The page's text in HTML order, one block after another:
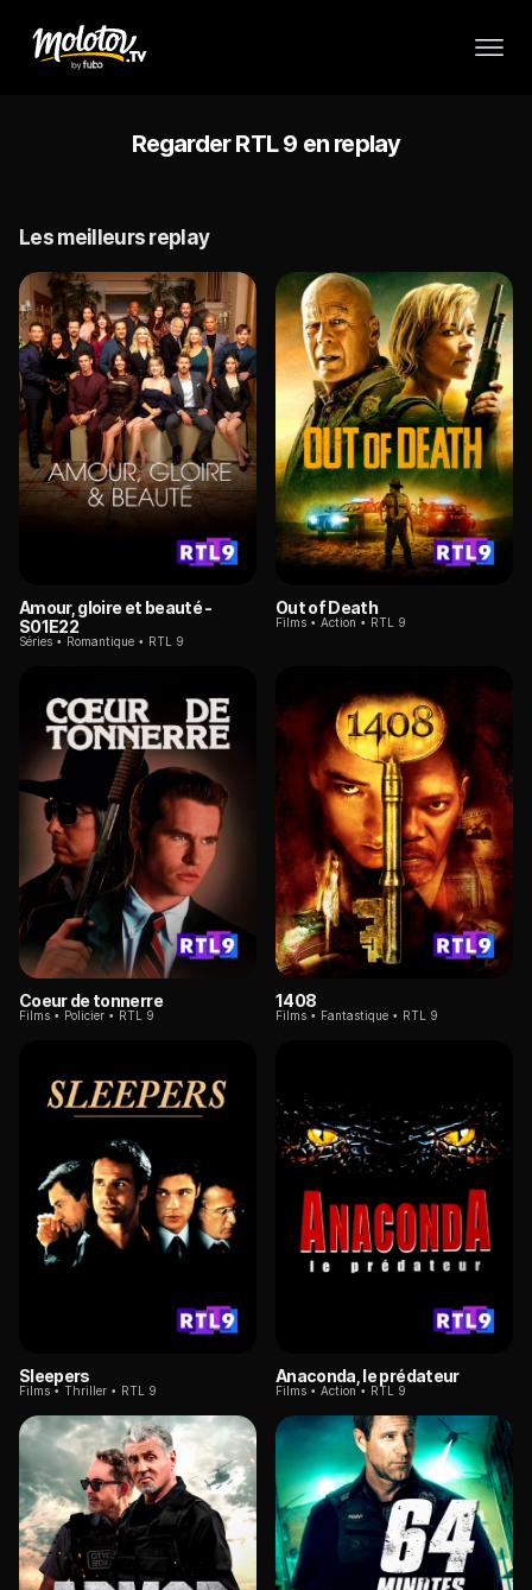
Regarder RTL 9 en replay
Les meilleurs replay
Amour, gloire et beauté-
S01E22
Séries Romantique RTL 9
Out of Death
Films Action RTL 9
Coeur de tonnerre
Films Policier RTL 9
1408
Films Fantastique RTL 9
Sleepers
Films Thriller RTL 9
Anaconda, le prédateur
Films Action RTL 9